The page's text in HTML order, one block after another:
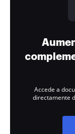
Accede a
directamente